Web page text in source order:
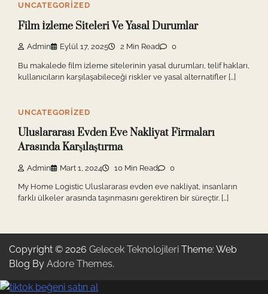
UNCATEGORIZED
Film İzleme Siteleri Ve Yasal Durumlar
Admin Eylül 17, 2025 2 Min Read 0
Bu makalede film izleme sitelerinin yasal durumları, telif hakları,
kullanıcıların karşılaşabileceği riskler ve yasal alternatifler […]
UNCATEGORIZED
Uluslararası Evden Eve Nakliyat Firmaları
Arasında Karşılaştırma
Admin Mart 1, 2024 10 Min Read 0
My Home Logistic Uluslararası evden eve nakliyat, insanların
farklı ülkeler arasında taşınmasını gerektiren bir süreçtir. […]
Copyright © 2026 Gelecek Teknolojileri Theme: Web
Blog By Adore Themes.